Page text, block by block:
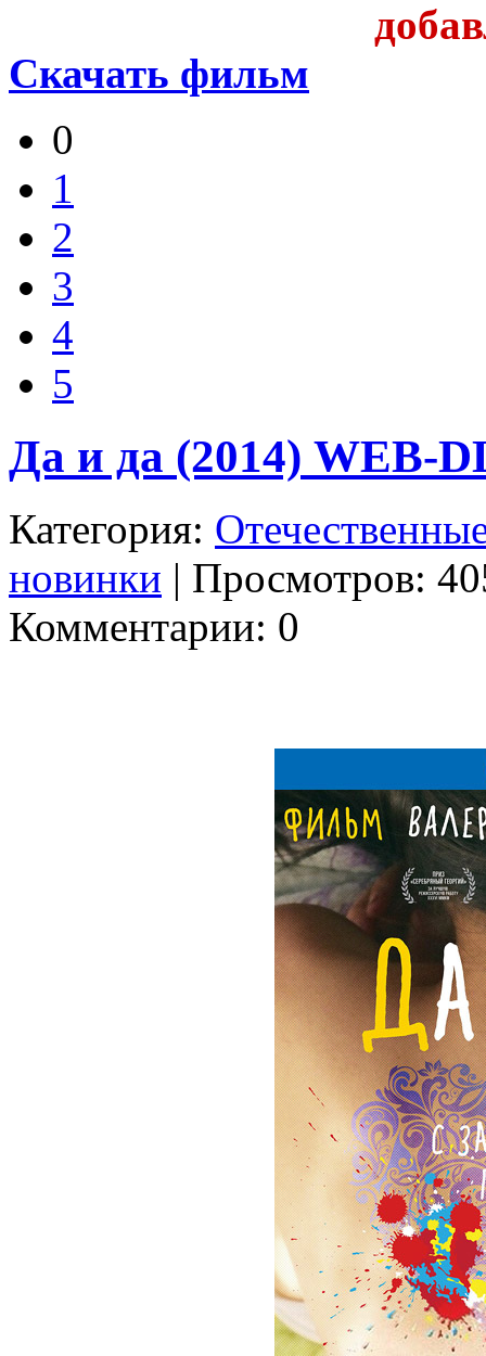
Скачать фильм
0
1
2
3
4
5
Да и да (2014) WEB-
Категория:
новинки | Просмотров:
Комментарии: 0